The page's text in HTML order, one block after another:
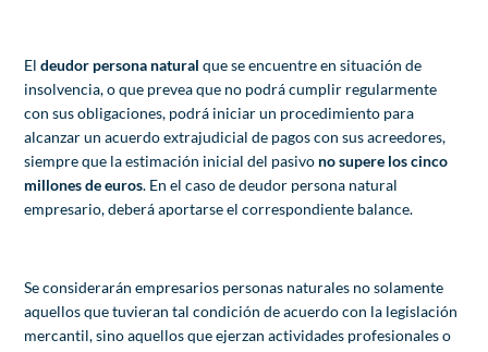
Eldeudor persona natural que se encuentre en situación de
insolvencia, o que prevea que no podrá cumplir regularmente
con sus obligaciones, podrá iniciar un procedimiento para
alcanzar un acuerdo extrajudicial de pagos con sus acreedores,
siempre que la estimación inicial del pasivo no supere los cinco
millones de euros. En el caso de deudor persona natural
empresario, deberá aportarse el correspondiente balance.
Se considerarán empresarios personas naturales no solamente
aquellos que tuvieran tal condición de acuerdo con la legislación
mercantil, sino aquellos que ejerzan actividades profesionales o